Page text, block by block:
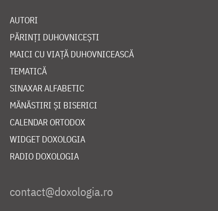
AUTORI
PĂRINȚI DUHOVNICEȘTI
MAICI CU VIAȚĂ DUHOVNICEASCĂ
TEMATICĂ
SINAXAR ALFABETIC
MĂNĂSTIRI ȘI BISERICI
CALENDAR ORTODOX
WIDGET DOXOLOGIA
RADIO DOXOLOGIA